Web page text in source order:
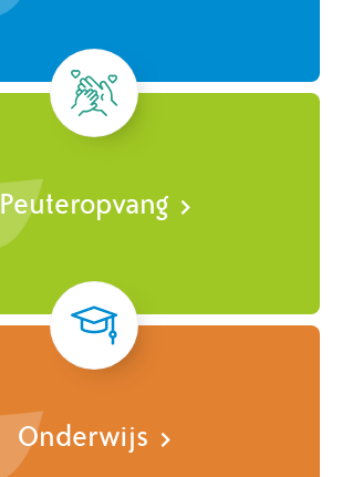
Peuteropvang
Onderwijs